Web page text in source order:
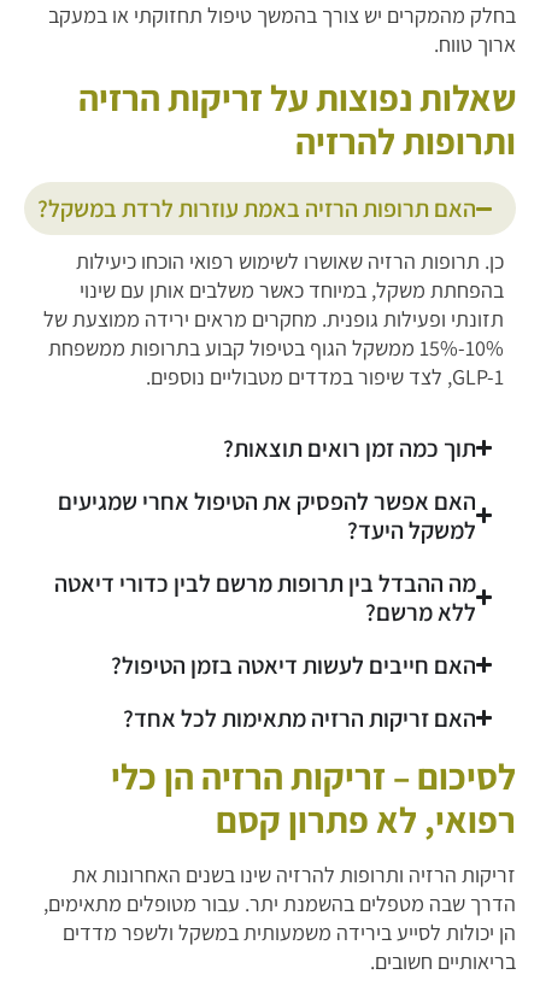
בחלק מהמקרים יש צורך בהמשך טיפול תחזוקתי או במעקב
ארוך טווח.
שאלות נפוצות על זריקות הרזיה
ותרופות להרזיה
האם תרופות הרזיה באמת עוזרות לרדת במשקל?
כן. תרופות הרזיה שאושרו לשימוש רפואי הוכחו כיעילות
בהפחתת משקל, במיוחד כאשר משלבים אותן עם שינוי
תזונתי ופעילות גופנית. מחקרים מראים ירידה ממוצעת של
10%-15% ממשקל הגוף בטיפול קבוע בתרופות ממשפחת
GLP-1, לצד שיפור במדדים מטבוליים נוספים.
תוך כמה זמן רואים תוצאות?
האם אפשר להפסיק את הטיפול אחרי שמגיעים
למשקל היעד?
מה ההבדל בין תרופות מרשם לבין כדורי דיאטה
ללא מרשם?
האם חייבים לעשות דיאטה בזמן הטיפול?
האם זריקות הרזיה מתאימות לכל אחד?
לסיכום – זריקות הרזיה הן כלי
רפואי, לא פתרון קסם
זריקות הרזיה ותרופות להרזיה שינו בשנים האחרונות את
הדרך שבה מטפלים בהשמנת יתר. עבור מטופלים מתאימים,
הן יכולות לסייע בירידה משמעותית במשקל ולשפר מדדים
בריאותיים חשובים.